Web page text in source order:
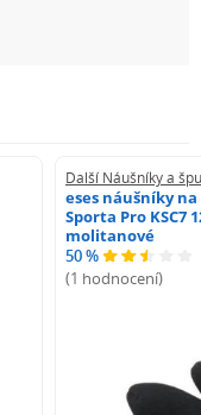
Další Náušníky a
eses náušníky
Sporta Pro KSC7
molitanové
50 %
(1 hodnocení)